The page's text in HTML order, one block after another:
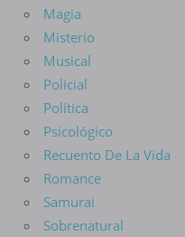
Magia
Misterio
Musical
Policial
Política
Psicológico
Recuento De La Vida
Romance
Samurai
Sobrenatural